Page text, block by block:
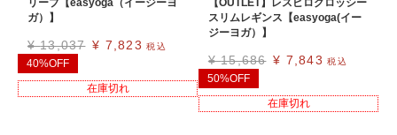
ガ）】
¥ 13,037 ¥ 7,823 税込
40%OFF
在庫切れ
スリムレギンス【easyoga(イー
ジーヨガ）】
¥ 15,686 ¥ 7,843 税込
50%OFF
在庫切れ